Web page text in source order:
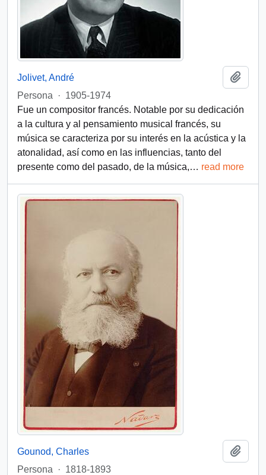
Jolivet, André
Persona
· 1905-1974
Fue un compositor francés. Notable por su dedicación
a la cultura y al pensamiento musical francés, su
música se caracteriza por su interés en la acústica y la
atonalidad, así como en las influencias, tanto del
presente como del pasado, de la música,… read more
Gounod, Charles
Persona
· 1818-1893